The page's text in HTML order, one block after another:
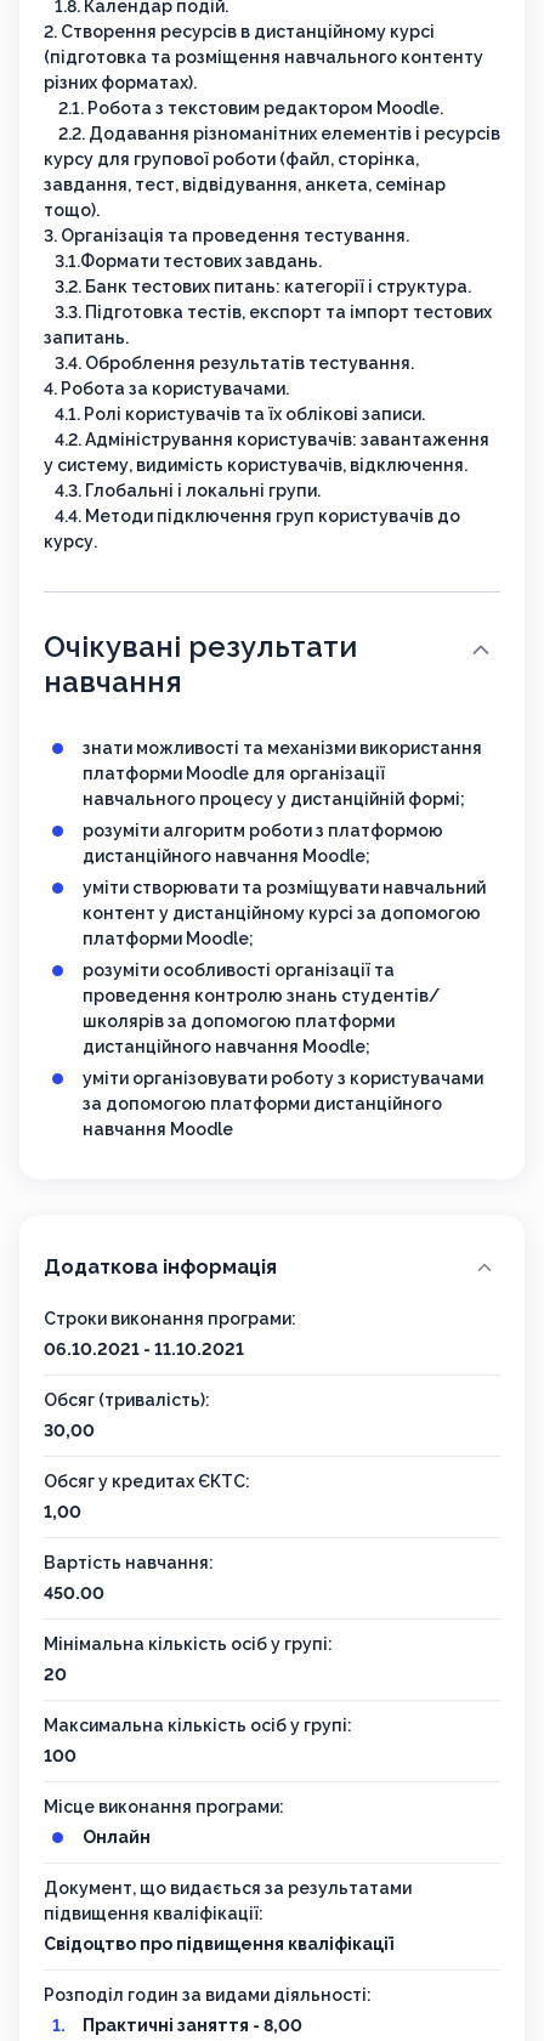
1.8. Календар подій.
2. Створення ресурсів в дистанційному курсі
(підготовка та розміщення навчального контенту
різних форматах).
2.1. Робота з текстовим редактором Moodle.
2.2. Додавання різноманітних елементів і ресурсів
курсу для групової роботи (файл, сторінка,
завдання, тест, відвідування, анкета, семінар
тощо).
3. Організація та проведення тестування.
3.1.Формати тестових завдань.
3.2. Банк тестових питань: категорії і структура.
3.3. Підготовка тестів, експорт та імпорт тестових
запитань.
3.4. Оброблення результатів тестування.
4. Робота за користувачами.
4.1. Ролі користувачів та їх облікові записи.
4.2. Адміністрування користувачів: завантаження
у систему, видимість користувачів, відключення.
4.3. Глобальні і локальні групи.
4.4. Методи підключення груп користувачів до
курсу.
Очікувані результати
навчання
знати можливості та механізми використання
платформи Moodle для організації
навчального процесу у дистанційній формі;
розуміти алгоритм роботи з платформою
дистанційного навчання Moodle;
уміти створювати та розміщувати навчальний
контент у дистанційному курсі за допомогою
платформи Moodle;
розуміти особливості організації та
проведення контролю знань студентів/
школярів за допомогою платформи
дистанційного навчання Moodle;
уміти організовувати роботу з користувачами
за допомогою платформи дистанційного
навчання Moodle
Додаткова інформація
Строки виконання програми:
06.10.2021 - 11.10.2021
Обсяг (тривалість):
30,00
Обсяг у кредитах ЄКТС:
1,00
Вартість навчання:
450.00
Мінімальна кількість осіб у групі:
20
Максимальна кількість осіб у групі:
100
Місце виконання програми:
Онлайн
Документ, що видається за результатами
підвищення кваліфікації:
Свідоцтво про підвищення кваліфікації
Розподіл годин за видами діяльності:
Практичні заняття - 8,00